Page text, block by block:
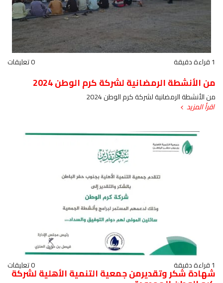
1 قراءة دقيقة 0 تعليقات
من الأنشطة الرمضانية لشركة كرم الوطن 2024
من الأنشطة الرمضانية لشركة كرم الوطن 2024
اقرأ المزيد
1 قراءة دقيقة 0 تعليقات
شهادة شكر وتقديرمن جمعية التنمية الأهلية لشركة